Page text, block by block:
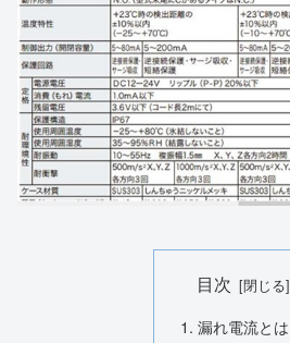
目次
漏れ電流とは